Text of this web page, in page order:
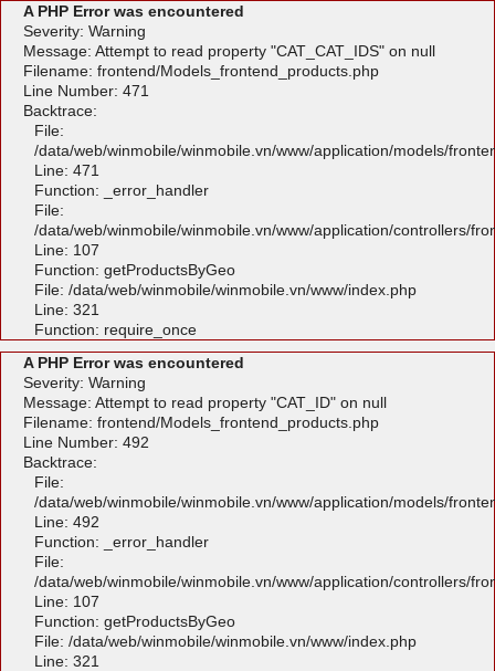
A PHP Error was encountered
Severity: Warning
Message: Attempt to read property "CAT_CAT_IDS" on null
Filename: frontend/Models_frontend_products.php
Line Number: 471
Backtrace:
File:
/data/web/winmobile/winmobile.vn/www/application/models/
Line: 471
Function: _error_handler
File:
/data/web/winmobile/winmobile.vn/www/application/controllers/
Line: 107
Function: getProductsByGeo
File: /data/web/winmobile/winmobile.vn/www/index.php
Line: 321
Function: require_once
A PHP Error was encountered
Severity: Warning
Message: Attempt to read property "CAT_ID" on null
Filename: frontend/Models_frontend_products.php
Line Number: 492
Backtrace:
File:
/data/web/winmobile/winmobile.vn/www/application/models/
Line: 492
Function: _error_handler
File:
/data/web/winmobile/winmobile.vn/www/application/controllers/
Line: 107
Function: getProductsByGeo
File: /data/web/winmobile/winmobile.vn/www/index.php
Line: 321